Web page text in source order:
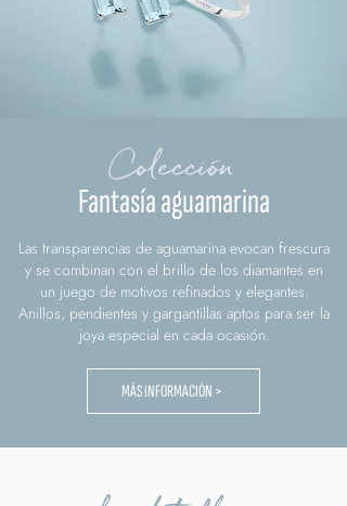
Colección
Fantasía aguamarina
Las transparencias de aguamarina evocan frescura
y se combinan con el brillo de los diamantes en
un juego de motivos refinados y elegantes.
Anillos, pendientes y gargantillas aptos para ser la
joya especial en cada ocasión.
MÁS INFORMACIÓN >